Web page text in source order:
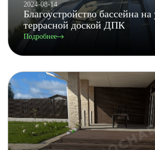
2024-08-14
Благоустройство бассейна на
террасной доской ДПК
Подробнее